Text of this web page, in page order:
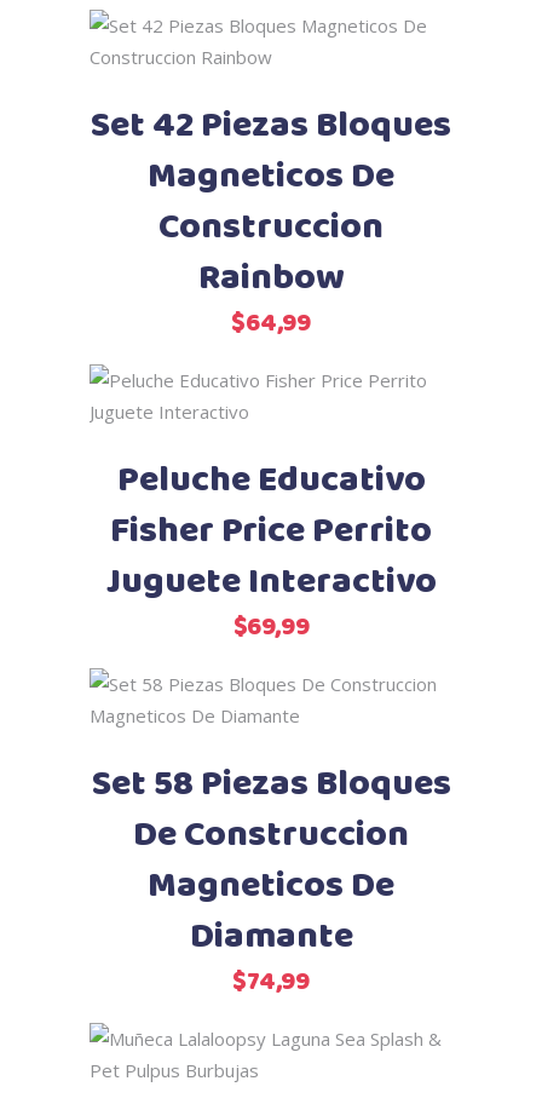
Añadir al carrito
Set 42 Piezas Bloques
Magneticos De
Construccion
Rainbow
$64,99
Añadir al carrito
Peluche Educativo
Fisher Price Perrito
Juguete Interactivo
$69,99
Añadir al carrito
Set 58 Piezas Bloques
De Construccion
Magneticos De
Diamante
$74,99
Añadir al carrito